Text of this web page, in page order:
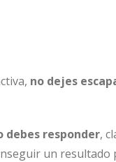
no dejes
debes responder,
un resultado